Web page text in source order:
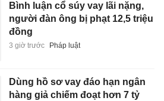
Bình luận cổ súy vay lãi nặng,
người đàn ông bị phạt 12,5 triệu
đồng
3 giờ trước Pháp luật
Dùng hồ sơ vay đáo hạn ngân
hàng giả chiếm đoạt hơn 7 tỷ